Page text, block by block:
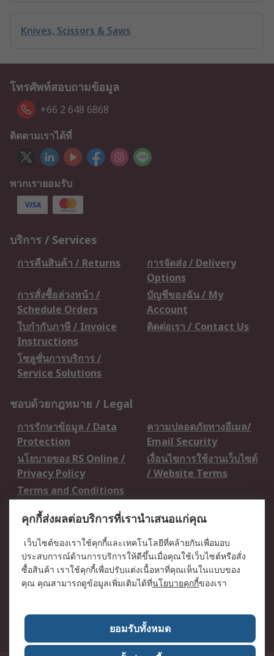
Knives, Scissors & Saws
โทรศัพท์สอบถามข้อมูล
+66 2 648 6868
ติดตามเราได้ที่
พวกเรายอมรับ
บริการ / Services
การคืนสินค้า / Returns
การจัดส่ง / Delivery
Options
การสั่งซื้อล่วงหน้า /
Schedule Orders
บัญชีของฉัน / My
Account
ใบกำกับภาษี / Invoice
Instructions
ติดต่อเรา / Contact Us
โซลูชั่นการบริการ /
Service Solutions
ชอบด้วยกฎหมาย / Legal
การรักษาข้อมูล / Data
Protection
ความปลอดภัยทางอีเมล/
Email Security
นโยบายของ RS Online /
Privacy Policy
เงื่อนไขการใช้งานเว็บไซต์
/ Website Terms
Terms and Conditions
เกี่ยวกับ RS / About RS
RS ทั่วโลก / RS
Worldwide
ข่าวประชาสัมพันธ์ / Press
Centre
บริษัทในเครือ RS /
วิธีการชำระเงิน /
เกี่ยวกับ RS / About RS
อาชีพที่ RS / Careers
คุกกี้ส่งผลต่อบริการที่เรานำเสนอแก่คุณ
เว็บไซต์ของเราใช้คุกกี้และเทคโนโลยีที่คล้ายกันเพื่อมอบ
ประสบการณ์ด้านการบริการให้ดีขึ้นเมื่อคุณใช้เว็บไซต์หรือสั่ง
ซื้อสินค้า เราใช้คุกกี้เพื่อปรับแต่งเนื้อหาที่คุณเห็นในแบบของ
คุณ คุณสามารถดูข้อมูลเพิ่มเติมได้ที่นโยบายคุกกี้ของเรา
ยอมรับทั้งหมด